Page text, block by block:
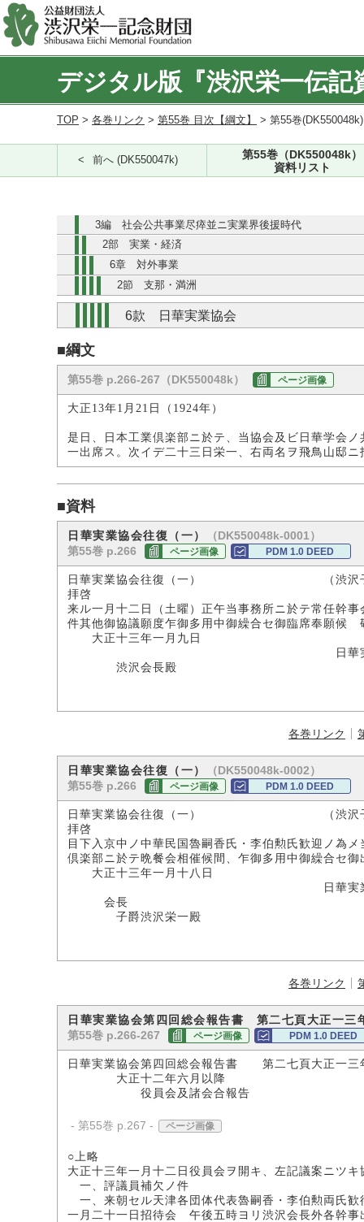
デジタル版『渋沢栄一伝記
TOP > 各巻リンク > 第55巻 目次【綱文】 > 第55巻
前へ (DK550047k)
第55巻（DK550048k）
資料リスト
3編 社会公共事業尽瘁並ニ実業界後援時代
2部 実業・経済
6章 対外事業
2節 支那・満洲
6款 日華実業協会
■綱文
第55巻 p.266-267（DK550048k） ページ画像
大正13年1月21日（1924年）
是日、日本工業倶楽部ニ於テ、当協会及ビ日華学会
一出席ス。次イデ二十三日栄一、右両名ヲ飛鳥山邸
■資料
日華実業協会往復（一）
（DK550048k-0001）
第55巻 p.266
ページ画像 PDM 1.0 DEED
日華実業協会往復（一） （渋沢子
拝啓
来ル一月十二日（土曜）正午当事務所ニ於テ常任幹
件其他御協議願度乍御多用中御繰合セ御臨席奉願候
大正十三年一月九日
日華実業協
渋沢会長殿
各巻リンク
日華実業協会往復（一）
（DK550048k-0002）
第55巻 p.266
ページ画像 PDM 1.0 DEED
日華実業協会往復（一） （渋沢子
拝啓
目下入京中ノ中華民国魯嗣香氏・李伯勲氏歓迎ノ為
倶楽部ニ於テ晩餐会相催候間、乍御多用中御繰合セ
大正十三年一月十八日
日華実業協
会長
子爵渋沢栄一殿
各巻リンク
日華実業協会第四回総会報告書 第二七頁大正一三
第55巻 p.266-267 ページ画像 PDM 1.0 DEED
日華実業協会第四回総会報告書 第二七頁大正一三
大正十二年六月以降
役員会及諸会合報告
- 第55巻 p.267 - ページ画像
○上略
大正十三年一月十二日役員会ヲ開キ、左記議案ニツ
一、評議員補欠ノ件
一、来朝セル天津各団体代表魯嗣香・李伯勲両氏歓
一月二十一日招待会 午後五時ヨリ渋沢会長外各幹事